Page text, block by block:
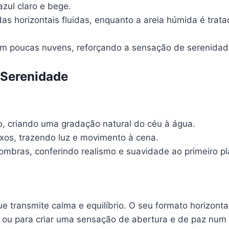
claro e bege.
horizontais fluidas, enquanto a areia húmida é
poucas nuvens, reforçando a sensação de
uma gradação natural do céu à água.
trazendo luz e movimento à cena.
conferindo realismo e suavidade ao primeiro
transmite calma e equilíbrio. O seu formato
para criar uma sensação de abertura e de paz num